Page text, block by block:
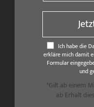
Ich habe die
erkläre mich damit
Formular
und
*Gilt ab einem
ab Erhalt